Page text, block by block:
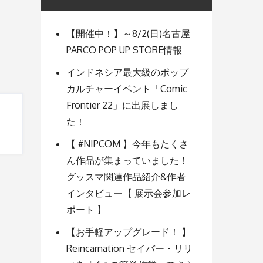
【開催中！】～8/2(日)名古屋
PARCO POP UP STORE情報
インドネシア最大級のポップ
カルチャーイベント「Comic
Frontier 22」に出展しまし
た！
【 #NIPCOM 】今年もたくさ
ん作品が集まっていました！
グッスマ関連作品紹介&作者
インタビュー【 展示会参加レ
ポート 】
【お手軽アップグレード！ 】
Reincarnation セイバー・リリ